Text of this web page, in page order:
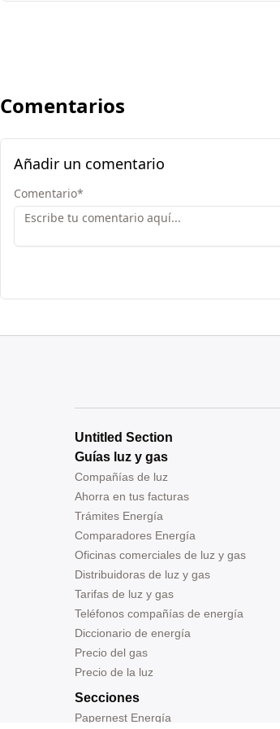
Comentarios
Añadir un comentario
Comentario*
Untitled Section
Guías luz y gas
Compañías de luz
Ahorra en tus facturas
Trámites Energía
Comparadores Energía
Oficinas comerciales de luz y gas
Distribuidoras de luz y gas
Tarifas de luz y gas
Teléfonos compañías de energía
Diccionario de energía
Precio del gas
Precio de la luz
Secciones
Papernest Energía